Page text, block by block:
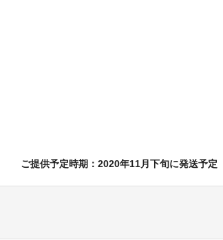
ご提供予定時期：2020年11月下旬に発送予定